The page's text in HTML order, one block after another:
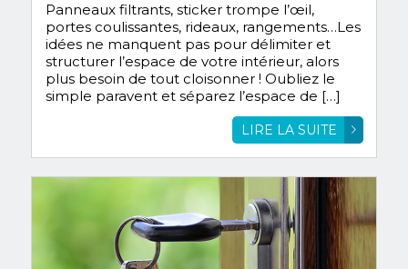
Panneaux filtrants, sticker trompe l’œil,
portes coulissantes, rideaux, rangements…Les
idées ne manquent pas pour délimiter et
structurer l’espace de votre intérieur, alors
plus besoin de tout cloisonner ! Oubliez le
simple paravent et séparez l’espace de […]
LIRE LA SUITE